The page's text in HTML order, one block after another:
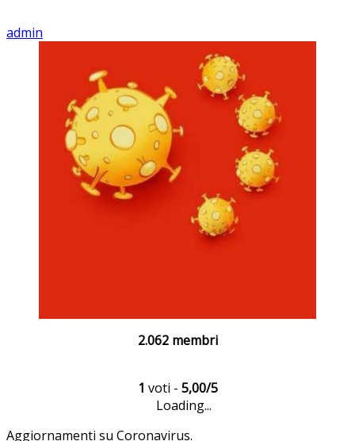
admin
2.062 membri
1 voti - 5,00/5
Loading...
Aggiornamenti su Coronavirus.